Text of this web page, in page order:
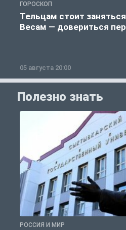
ГОРОСКОП
Тельцам стоит
Весам — довериться
05 августа 20:00
Полезно знать
РОССИЯ И МИР